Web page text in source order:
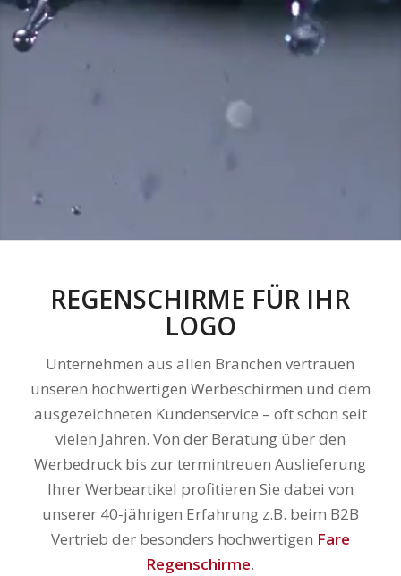
REGENSCHIRME FÜR IHR
LOGO
Unternehmen aus allen Branchen vertrauen
unseren hochwertigen Werbeschirmen und dem
ausgezeichneten Kundenservice – oft schon seit
vielen Jahren. Von der Beratung über den
Werbedruck bis zur termintreuen Auslieferung
Ihrer Werbeartikel profitieren Sie dabei von
unserer 40-jährigen Erfahrung z.B. beim B2B
Vertrieb der besonders hochwertigen Fare
Regenschirme.